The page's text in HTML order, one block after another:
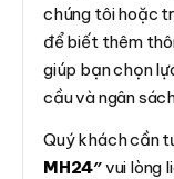
chúng tôi hoặc
để biết thêm
giúp bạn chọn
cầu và ngân
Quý khách cần
MH24″vui lòng